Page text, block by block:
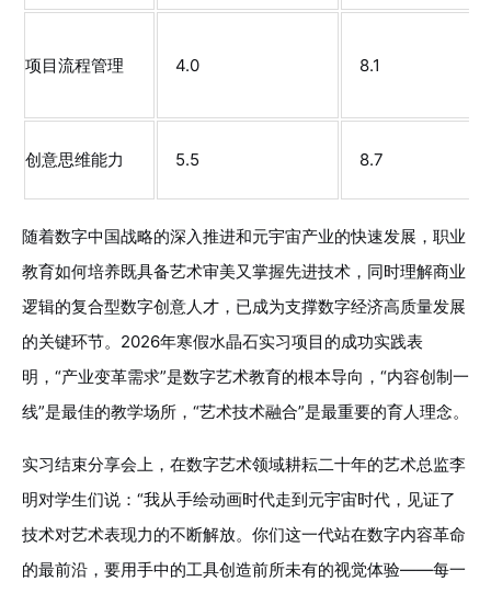
项目流程管理 4.0 8.1
创意思维能力 5.5 8.7
随着数字中国战略的深入推进和元宇宙产业的快速发展，职业
教育如何培养既具备艺术审美又掌握先进技术，同时理解商业
逻辑的复合型数字创意人才，已成为支撑数字经济高质量发展
的关键环节。2026年寒假水晶石实习项目的成功实践表
明，“产业变革需求”是数字艺术教育的根本导向，“内容创制一
线”是最佳的教学场所，“艺术技术融合”是最重要的育人理念。
实习结束分享会上，在数字艺术领域耕耘二十年的艺术总监李
明对学生们说：“我从手绘动画时代走到元宇宙时代，见证了
技术对艺术表现力的不断解放。你们这一代站在数字内容革命
的最前沿，要用手中的工具创造前所未有的视觉体验——每一